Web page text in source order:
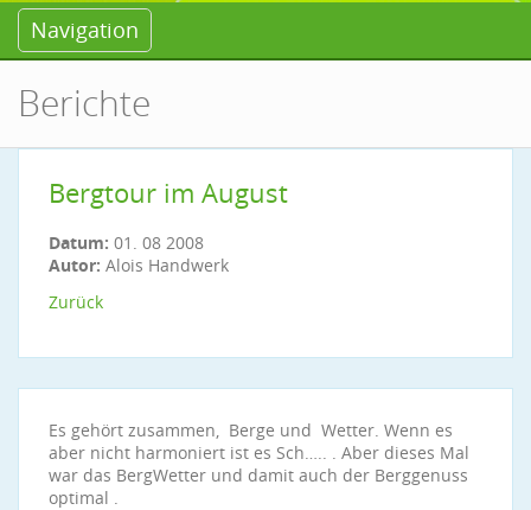
Navigation
Berichte
Bergtour im August
Datum: 01. 08 2008
Autor: Alois Handwerk
Zurück
Es gehört zusammen, Berge und Wetter. Wenn es
aber nicht harmoniert ist es Sch….. . Aber dieses Mal
war das BergWetter und damit auch der Berggenuss
optimal .